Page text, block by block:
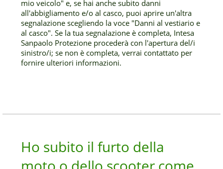
mio veicolo" e, se hai anche subito danni
all'abbigliamento e/o al casco, puoi aprire un'altra
segnalazione scegliendo la voce "Danni al vestiario e
al casco". Se la tua segnalazione è completa, Intesa
Sanpaolo Protezione procederà con l'apertura del/i
sinistro/i; se non è completa, verrai contattato per
fornire ulteriori informazioni.
Ho subito il furto della